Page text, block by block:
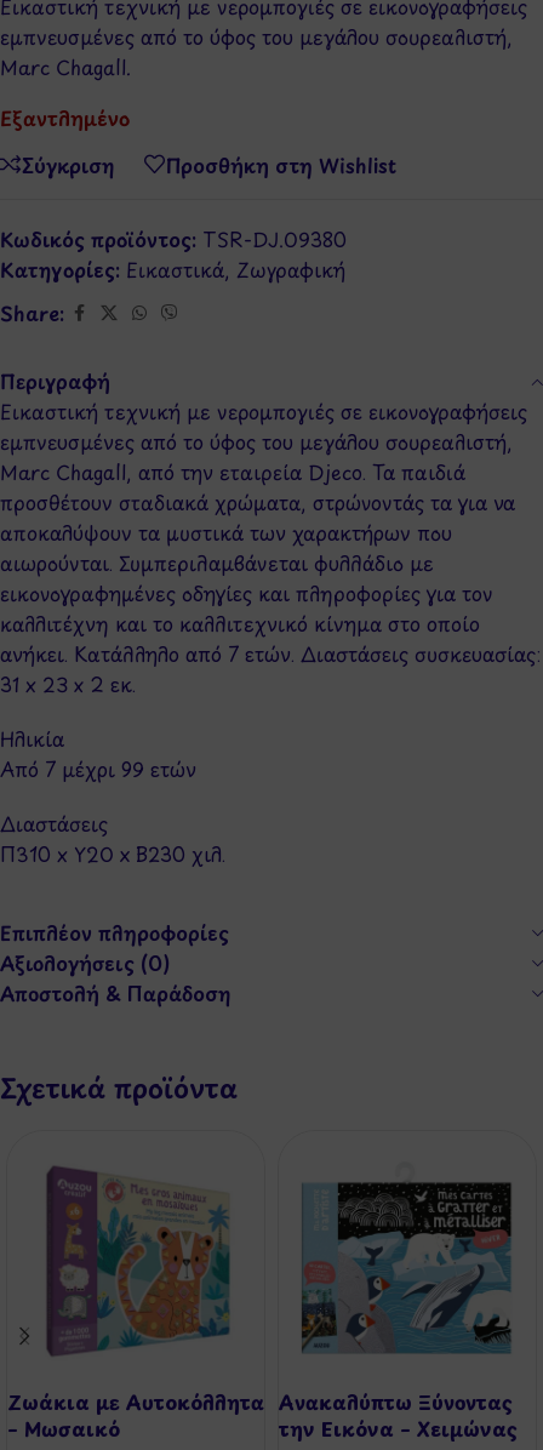
Εικαστική τεχνική με νερομπογιές σε εικονογραφήσεις
εμπνευσμένες από το ύφος του μεγάλου σουρεαλιστή,
Marc Chagall.
Εξαντλημένο
Σύγκριση
Προσθήκη στη Wishlist
Κωδικός προϊόντος: TSR-DJ.09380
Κατηγορίες: Εικαστικά, Ζωγραφική
Share:
Περιγραφή
Εικαστική τεχνική με νερομπογιές σε εικονογραφήσεις
εμπνευσμένες από το ύφος του μεγάλου σουρεαλιστή,
Marc Chagall, από την εταιρεία Djeco. Τα παιδιά
προσθέτουν σταδιακά χρώματα, στρώνοντάς τα για να
αποκαλύψουν τα μυστικά των χαρακτήρων που
αιωρούνται. Συμπεριλαμβάνεται φυλλάδιο με
εικονογραφημένες οδηγίες και πληροφορίες για τον
καλλιτέχνη και το καλλιτεχνικό κίνημα στο οποίο
ανήκει. Κατάλληλο από 7 ετών. Διαστάσεις συσκευασίας:
31 x 23 x 2 εκ.
Ηλικία
Από 7 μέχρι 99 ετών
Διαστάσεις
Π310 x Y20 x Β230 χιλ.
Επιπλέον πληροφορίες
Αξιολογήσεις (0)
Αποστολή & Παράδοση
Σχετικά προϊόντα
Ζωάκια με Αυτοκόλλητα
– Μωσαικό
Ανακαλύπτω Ξύνοντας
την Εικόνα – Χειμώνας